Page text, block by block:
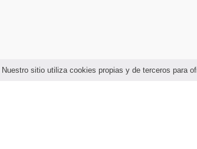
Nuestro sitio utiliza cookies propias y de terceros para